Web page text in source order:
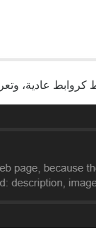
كروابط عادية،